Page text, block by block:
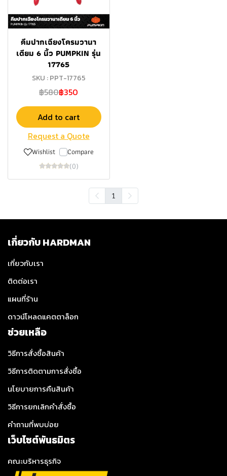
คีมปากเฉียงโครมวานา
เดียม 6 นิ้ว PUMPKIN รุ่น
17765
SKU : PPT-17765
฿580฿350
Add to cart
Request a Quote
Wishlist Compare
(0)
1
เกี่ยวกับ HARDMAN
เกี่ยวกับเรา
ติดต่อเรา
แผนที่ร้าน
ดาวน์โหลดแคตตาล็อก
ช่วยเหลือ
วิธีการสั่งซื้อสินค้า
วิธีการติดตามการสั่งซื้อ
นโยบายการคืนสินค้า
วิธีการยกเลิกคำสั่งซื้อ
คำถามที่พบบ่อย
เว็บไซต์พันธมิตร
คณะบริหารธุรกิจ